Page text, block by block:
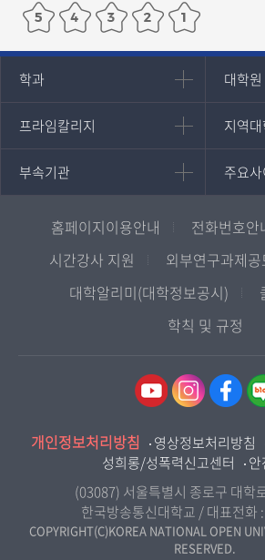
학과
인문과학대학
국어국문학과
영어영문학과
사회과학대학
미디어영상학과
도시콘텐츠·관광학과
사회복지연계전공
사회복지학과
대학원
대학원
대학원
경영대
프라임칼리지
프라임칼리지
학사학위과정
평생교육과정
지역
지역
지역대
서울지
대구경
인천지
광주전
울산지
강원지
전북지
경남지
제주지
부속기관
부속기관
중앙도서관
원격교육혁신연구원
통합인문학연구소
종합교육연수원
인권센터
교원양성지원센터
주요
주요
멘토링
진로심
교육
홈페이지이용안내 전화번호안
시간강사 지원
외부연구과제공
대학알리미(대학정보공시)
학칙 및 규정
개인정보처리방침 영상정보처리방침
성희롱/성폭력신고센터
(03087) 서울특별시 종로구 대학
한국방송통신대학교 / 대표전화 :
COPYRIGHT(C)KOREA NATIONAL OPEN
RESERVED.